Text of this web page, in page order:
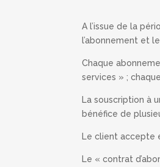
A l’issue de la
l’abonnement et
Chaque
services » ;
La souscription à
bénéfice de
Le client accepte
Le « contrat